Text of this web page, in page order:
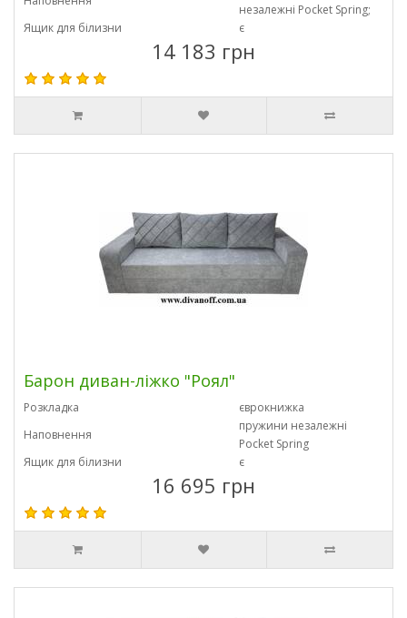
незалежні Pocket Spring;
Ящик для білизни
є
14 183 грн
Барон диван-ліжко "Роял"
Розкладка
єврокнижка
Наповнення
пружини незалежні
Pocket Spring
Ящик для білизни
є
16 695 грн